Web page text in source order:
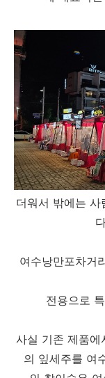
더워서 밖에는
여수낭만포차거
전용으로
사실 기존 제품에
의 잎세주를 여